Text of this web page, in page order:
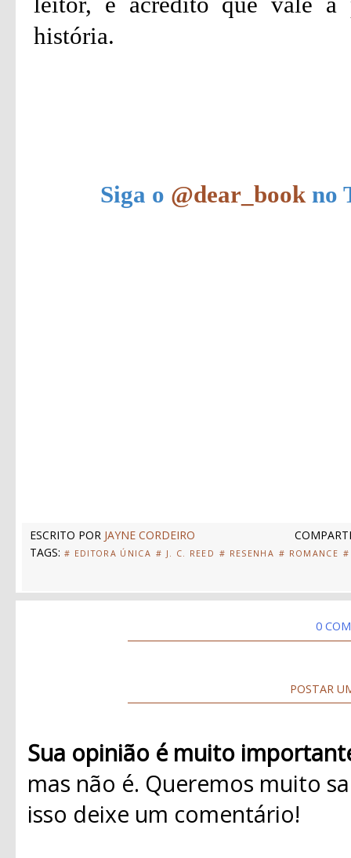
história.
Siga o @dear_book no
ESCRITO POR JAYNE CORDEIRO
TAGS: # EDITORA ÚNICA # J. C. REED # RESENHA # ROMANCE #
0
POSTAR
Sua opinião é muito
mas não é. Queremos muito
isso deixe um comentário!